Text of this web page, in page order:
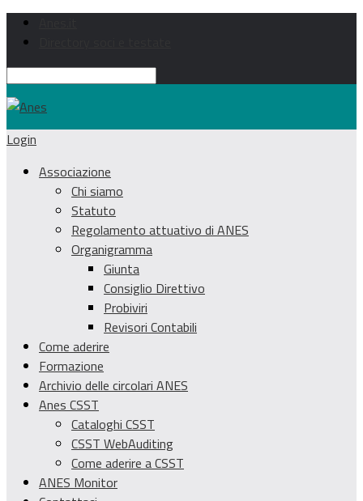
Login
Associazione
Chi siamo
Statuto
Regolamento attuativo di ANES
Organigramma
Giunta
Consiglio Direttivo
Probiviri
Revisori Contabili
Come aderire
Formazione
Archivio delle circolari ANES
Anes CSST
Cataloghi CSST
CSST WebAuditing
Come aderire a CSST
ANES Monitor